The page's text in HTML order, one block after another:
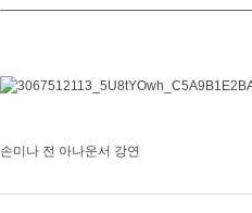
손미나 전 아나운서 강연